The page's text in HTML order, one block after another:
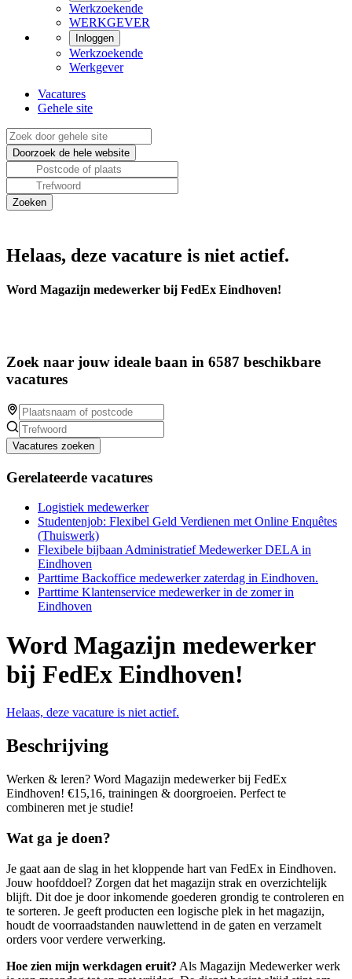
Werkzoekende
WERKGEVER
Inloggen
Werkzoekende
Werkgever
Vacatures
Gehele site
Helaas, deze vacature is niet actief.
Word Magazijn medewerker bij FedEx Eindhoven!
Zoek naar jouw ideale baan in 6587 beschikbare
vacatures
Vacatures zoeken
Gerelateerde vacatures
Logistiek medewerker
Studentenjob: Flexibel Geld Verdienen met Online Enquêtes
(Thuiswerk)
Flexibele bijbaan Administratief Medewerker DELA in
Eindhoven
Parttime Backoffice medewerker zaterdag in Eindhoven.
Parttime Klantenservice medewerker in de zomer in
Eindhoven
Word Magazijn medewerker
bij FedEx Eindhoven!
Helaas, deze vacature is niet actief.
Beschrijving
Werken & leren? Word Magazijn medewerker bij FedEx
Eindhoven! €15,16, trainingen & doorgroeien. Perfect te
combineren met je studie!
Wat ga je doen?
Je gaat aan de slag in het kloppende hart van FedEx in Eindhoven.
Jouw hoofddoel? Zorgen dat het magazijn strak en overzichtelijk
blijft. Dit doe je door inkomende goederen grondig te controleren en
te sorteren. Je geeft producten een logische plek in het magazijn,
houdt de voorraadstanden nauwlettend in de gaten en verzamelt
orders voor verdere verwerking.
Hoe zien mijn werkdagen eruit? Als Magazijn Medewerker werk